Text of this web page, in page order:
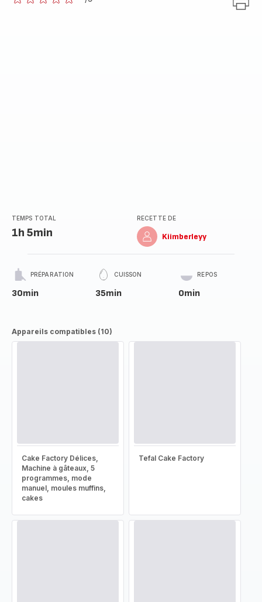
TEMPS TOTAL
1h 5min
RECETTE DE
Kiimberleyy
PRÉPARATION
30min
CUISSON
35min
REPOS
0min
Appareils compatibles (10)
Cake Factory Délices,
Machine à gâteaux, 5
programmes, mode
manuel, moules muffins,
cakes
Tefal Cake Factory